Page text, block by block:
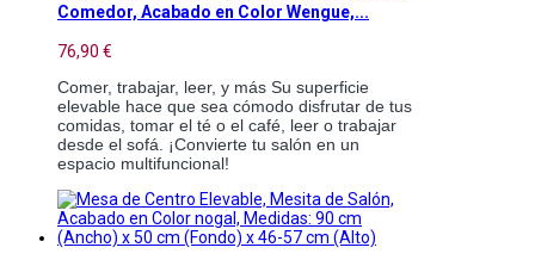
Comedor, Acabado en Color Wengue,...
76,90 €
Comer, trabajar, leer, y más Su superficie
elevable hace que sea cómodo disfrutar de tus
comidas, tomar el té o el café, leer o trabajar
desde el sofá. ¡Convierte tu salón en un
espacio multifuncional!